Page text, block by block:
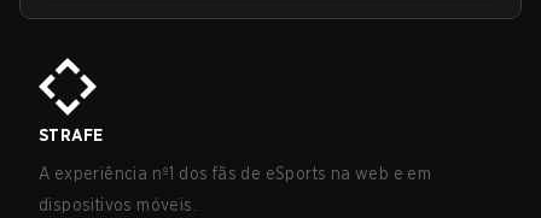
STRAFE
A experiência nº1 dos fãs de eSports na web e em
dispositivos móveis.